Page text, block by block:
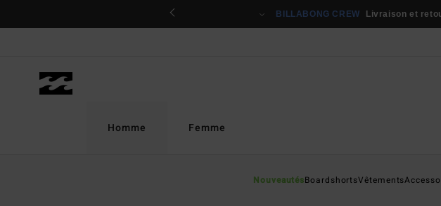
BILLABONG CREW Livraison et
Homme
NouveautésBoardshortsVêtements
Femme
RUPTURE DE STOCK